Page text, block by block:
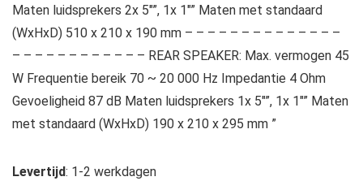
Maten luidsprekers 2x 5″”, 1x 1″” Maten met standaard
(WxHxD) 510 x 210 x 190 mm – – – – – – – – – – – – – –
– – – – – – – – – – – – REAR SPEAKER: Max. vermogen 45
W Frequentie bereik 70 ~ 20 000 Hz Impedantie 4 Ohm
Gevoeligheid 87 dB Maten luidsprekers 1x 5″”, 1x 1″” Maten
met standaard (WxHxD) 190 x 210 x 295 mm ”
Levertijd: 1-2 werkdagen